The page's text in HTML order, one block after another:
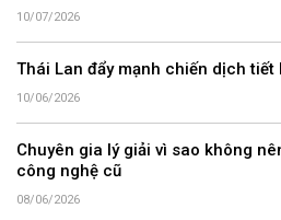
10/07/2026
Thái Lan đẩy mạnh chiến dịch
10/06/2026
Chuyên gia lý giải vì sao không
công nghệ cũ
08/06/2026